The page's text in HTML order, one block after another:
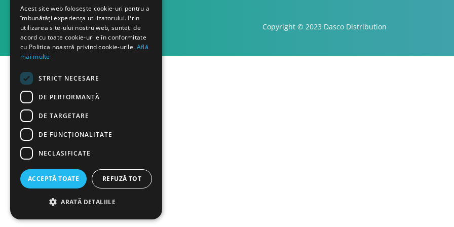
Copyright © 2023 Dasco Distribution
Acest site web folosește cookie-uri pentru a
îmbunătăți experiența utilizatorului. Prin
utilizarea site-ului nostru web, sunteți de
acord cu toate cookie-urile în conformitate
cu Politica noastră privind cookie-urile. Află
mai multe
STRICT NECESARE
DE PERFORMANȚĂ
DE TARGETARE
DE FUNCŢIONALITATE
NECLASIFICATE
ACCEPTĂ TOATE REFUZĂ TOT
ARATĂ DETALIILE